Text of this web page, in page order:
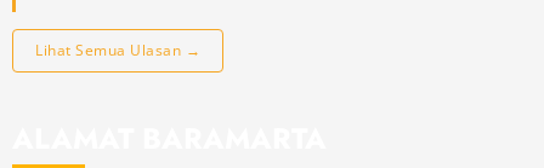
Lihat Semua Ulasan →